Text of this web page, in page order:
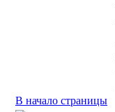
В начало страницы